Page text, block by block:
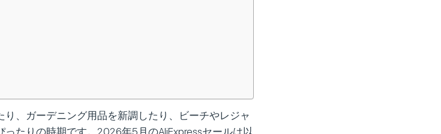
、ガーデニング用品を新調したり、ビーチやレジャ
たりの時期です。2026年5月のAliExpressセールは以